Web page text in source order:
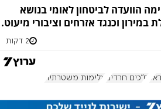
הוועדה לביטחון לאומי בנושא
וכנגד אזרחים וציבורי מיעוט.
2 דקות
ח"כים חרדים אלימות משטרתית